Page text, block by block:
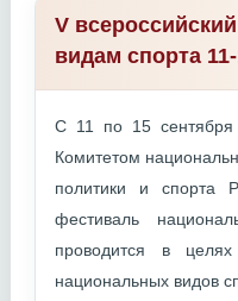
V
видам спорта
С 11 по 15 сентября
Комитетом
политики и спорта
фестиваль
проводится в
национальных видов